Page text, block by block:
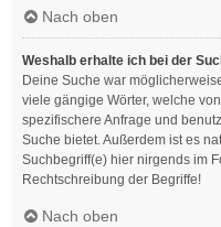
Nach oben
Weshalb erhalte ich bei der
Deine Suche war
viele gängige Wörter, welche
spezifischere Anfrage und
Suche bietet. Außerdem ist es
Suchbegriff(e) hier nirgends im
Rechtschreibung der Begriffe!
Nach oben